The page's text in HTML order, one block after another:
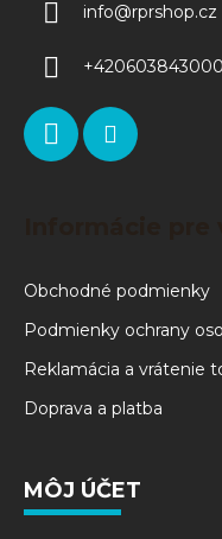
info@rprshop.cz
+420603843000
Obchodné podmienky
Podmienky ochrany
Reklamácia a vrátenie
Doprava a platba
MÔJ ÚČET